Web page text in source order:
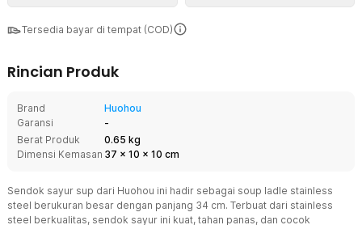
Tersedia bayar di tempat (COD)
Rincian Produk
Brand
Huohou
Garansi
-
Berat Produk
0.65 kg
Dimensi Kemasan 37 x 10 x 10 cm
Sendok sayur sup dari Huohou ini hadir sebagai soup ladle stainless
steel berukuran besar dengan panjang 34 cm. Terbuat dari stainless
steel berkualitas, sendok sayur ini kuat, tahan panas, dan cocok